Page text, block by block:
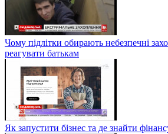
Чому підлітки обирають небезпечні
реагувати батькам
Як запустити бізнес та де знайти